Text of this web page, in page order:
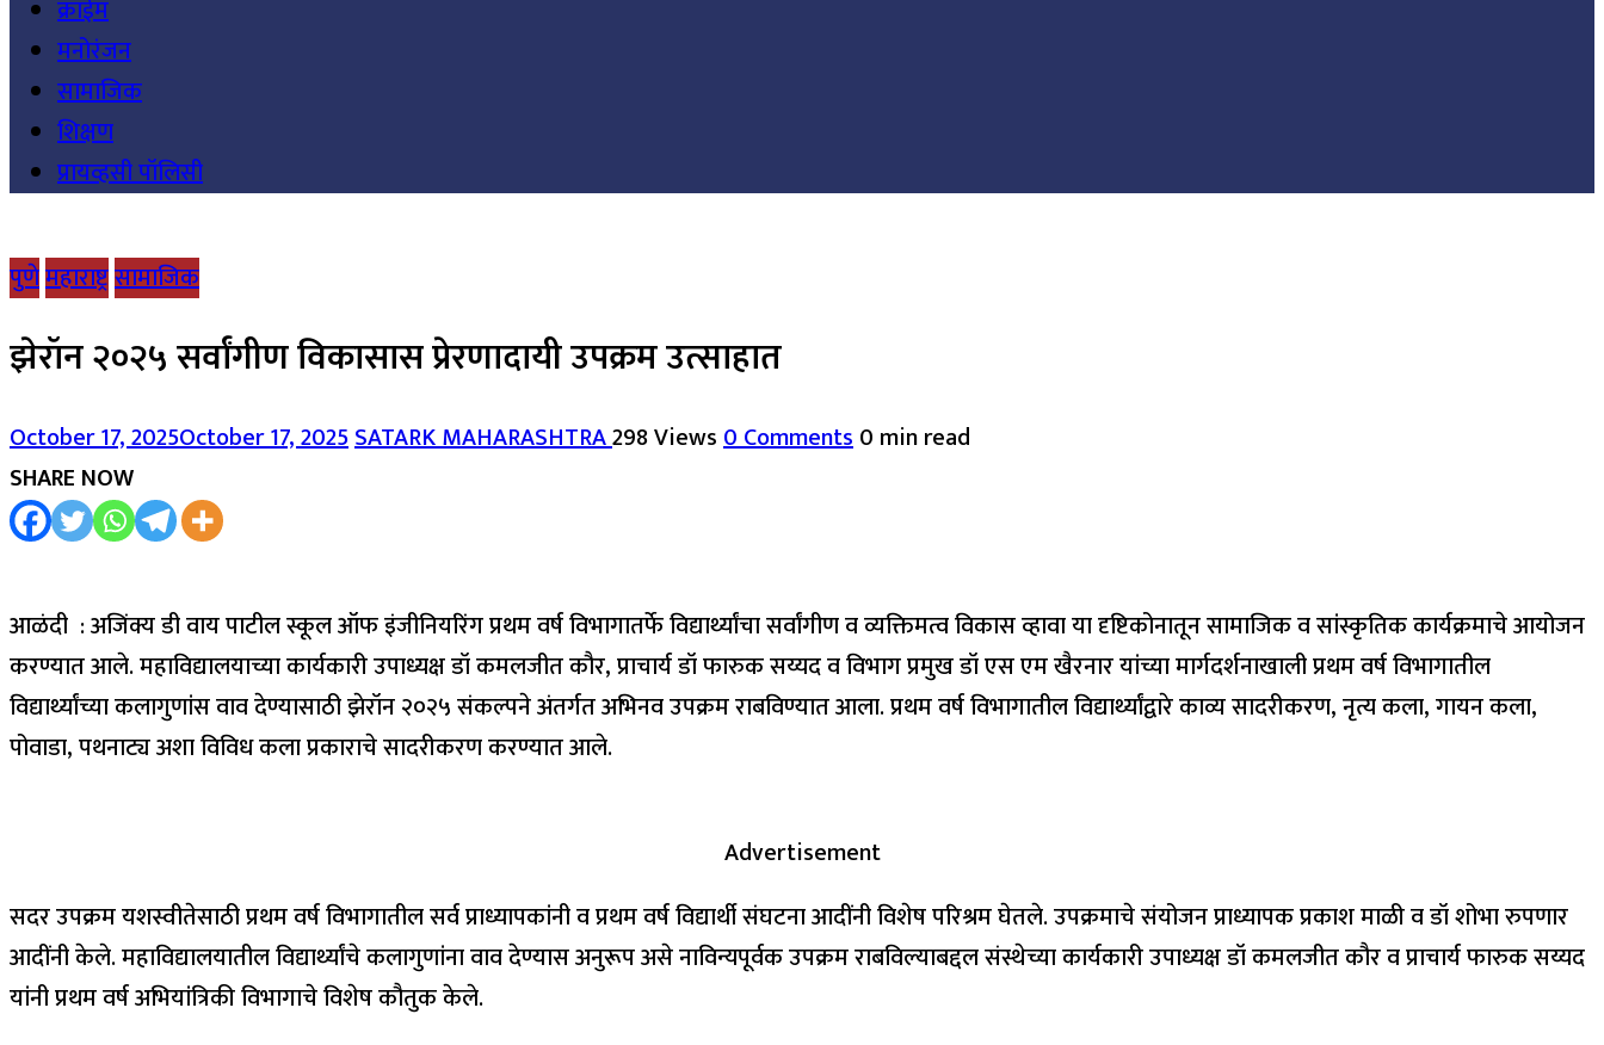
क्राईम
मनोरंजन
सामाजिक
शिक्षण
प्रायव्हसी पॉलिसी
पुणेमहाराष्ट्रसामाजिक
झेरॉन २०२५ सर्वांगीण विकासास प्रेरणादायी उपक्रम उत्साहात
October 17, 2025October 17, 2025SATARK MAHARASHTRA298 Views0 Comments0 min read
SHARE NOW
आळंदी : अजिंक्य डी वाय पाटील स्कूल ऑफ इंजीनियरिंग प्रथम वर्ष विभागातर्फे विद्यार्थ्यांचा सर्वांगीण व व्यक्तिमत्व विकास व्हावा या दृष्टिकोनातून सामाजिक व सांस्कृतिक कार्यक्रमाचे आयोजन
करण्यात आले. महाविद्यालयाच्या कार्यकारी उपाध्यक्ष डॉ कमलजीत कौर, प्राचार्य डॉ फारुक सय्यद व विभाग प्रमुख डॉ एस एम खैरनार यांच्या मार्गदर्शनाखाली प्रथम वर्ष विभागातील
विद्यार्थ्यांच्या कलागुणांस वाव देण्यासाठी झेरॉन २०२५ संकल्पने अंतर्गत अभिनव उपक्रम राबविण्यात आला. प्रथम वर्ष विभागातील विद्यार्थ्यांद्वारे काव्य सादरीकरण, नृत्य कला, गायन कला,
पोवाडा, पथनाट्य अशा विविध कला प्रकाराचे सादरीकरण करण्यात आले.
Advertisement
सदर उपक्रम यशस्वीतेसाठी प्रथम वर्ष विभागातील सर्व प्राध्यापकांनी व प्रथम वर्ष विद्यार्थी संघटना आदींनी विशेष परिश्रम घेतले. उपक्रमाचे संयोजन प्राध्यापक प्रकाश माळी व डॉ शोभा रुपणार
आदींनी केले. महाविद्यालयातील विद्यार्थ्यांचे कलागुणांना वाव देण्यास अनुरूप असे नाविन्यपूर्वक उपक्रम राबविल्याबद्दल संस्थेच्या कार्यकारी उपाध्यक्ष डॉ कमलजीत कौर व प्राचार्य फारुक सय्यद
यांनी प्रथम वर्ष अभियांत्रिकी विभागाचे विशेष कौतुक केले.